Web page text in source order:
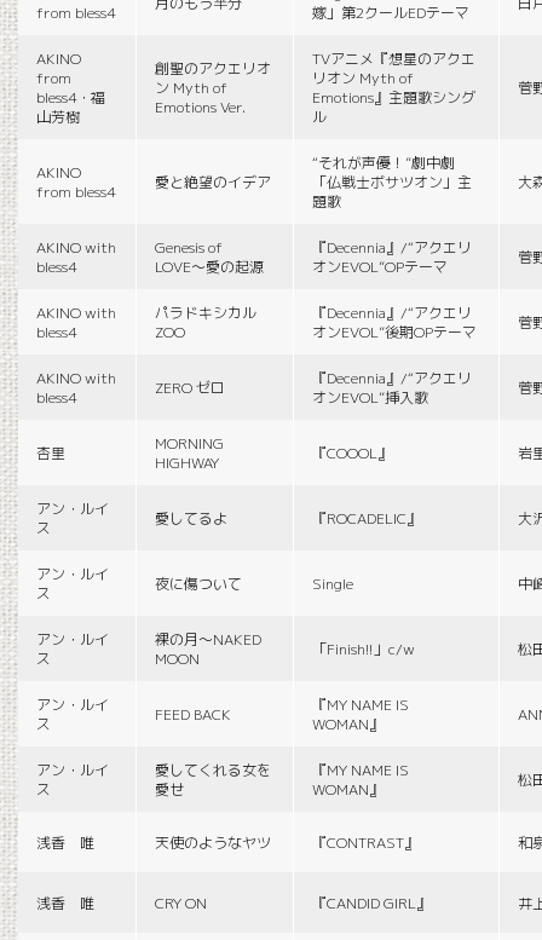
from bless4
嫁」第2クールEDテーマ
AKINO
from
bless4・福
山芳樹
創聖のアクエリオ
ン Myth of
Emotions Ver.
TVアニメ『想星のアクエ
リオン Myth of
Emotions』主題歌シング
ル
菅
AKINO
from bless4
愛と絶望のイデア
“それが声優！”劇中劇
「仏戦士ボサツオン」主
題歌
大
AKINO with
bless4
Genesis of
LOVE〜愛の起源
『Decennia』/“アクエリ
オンEVOL”OPテーマ
菅
AKINO with
bless4
パラドキシカル
ZOO
『Decennia』/“アクエリ
オンEVOL”後期OPテーマ
菅
AKINO with
bless4
ZERO ゼロ
『Decennia』/“アクエリ
オンEVOL”挿入歌
菅
杏里
MORNING
HIGHWAY
『COOOL』 岩
アン・ルイ
ス
愛してるよ 『ROCADELIC』 大
アン・ルイ
ス
夜に傷ついて Single 中
アン・ルイ
ス
裸の月〜NAKED
MOON
「Finish!!」c/w 松
アン・ルイ
ス
FEED BACK
『MY NAME IS
WOMAN』
アン・ルイ
ス
愛してくれる女を
愛せ
『MY NAME IS
WOMAN』
松
浅香 唯 天使のようなヤツ 『CONTRAST』 和
浅香 唯 CRY ON 『CANDID GIRL』 井